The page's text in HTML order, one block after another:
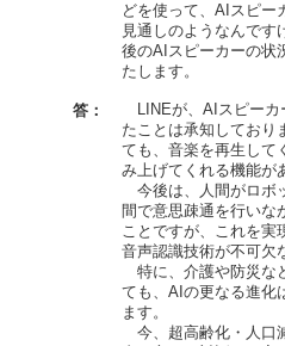
どを使って、AIスピー
見通しのようなんです
後のAIスピーカーの状
たします。
答：
LINEが、AIスピーカ
たことは承知しており
ても、音楽を再生して
み上げてくれる機能が
今後は、人間がロボ
間で意思疎通を行いな
ことですが、これを実
音声認識技術が不可欠
特に、介護や防災な
ても、AIの更なる進化
ます。
今、超高齢化・人口